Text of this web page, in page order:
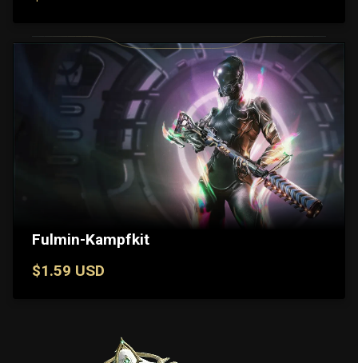
Fulmin-Kampfkit
$1.59 USD